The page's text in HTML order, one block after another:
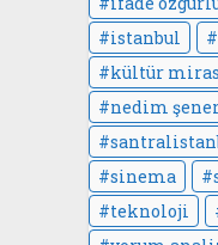
istanbul
kültür
nedim
sinema
teknoloji